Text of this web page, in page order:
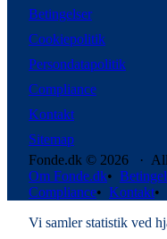
Betingelser
Cookiepolitik
Persondatapolitik
Compliance
Kontakt
Sitemap
Fonde.dk © 2026 ·
Om Fonde.dk•
Compliance• Kontakt•
Vi samler statistik ved